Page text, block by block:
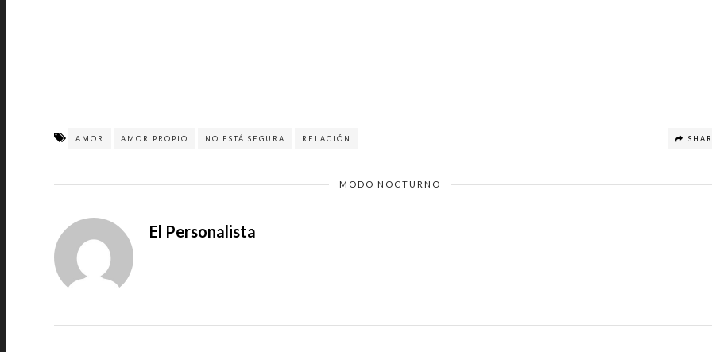
AMOR AMOR PROPIO NO ESTÁ SEGURA RELACIÓN
MODO NOCTURNO
El Personalista